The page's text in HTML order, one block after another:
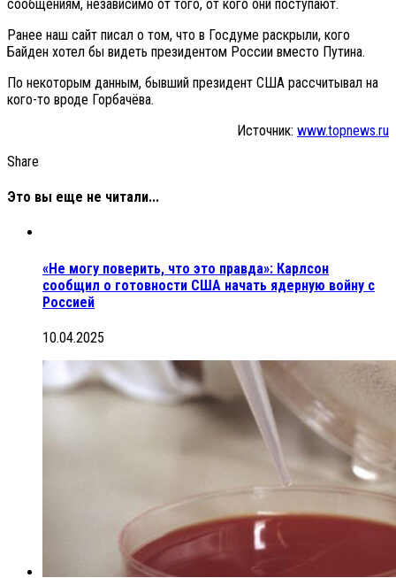
сообщениям, независимо от того, от кого они поступают.
Ранее наш сайт писал о том, что в Госдуме раскрыли, кого
Байден хотел бы видеть президентом России вместо Путина.
По некоторым данным, бывший президент США рассчитывал на
кого-то вроде Горбачёва.
Источник: www.topnews.ru
Share
Это вы еще не читали...
«Не могу поверить, что это правда»: Карлсон
сообщил о готовности США начать ядерную войну с
Россией
10.04.2025